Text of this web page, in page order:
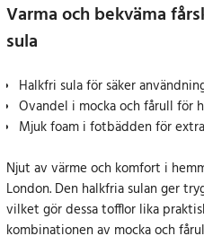
Varma och bekväma
sula
Halkfri sula för säker
Ovandel i mocka och fårull för
Mjuk foam i fotbädden för
Njut av värme och komfort i
London. Den halkfria sulan ger
vilket gör dessa tofflor lika
kombinationen av mocka och